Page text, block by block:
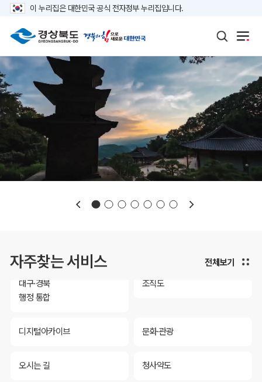
이 누리집은 대한민국 공식 전자정부 누리집입니다.
자주찾는 서비스
보도자료 재정정보
대구·경북
행정 통합
조직도
디지털아카이브 문화·관광
오시는 길 청사약도
전체보기